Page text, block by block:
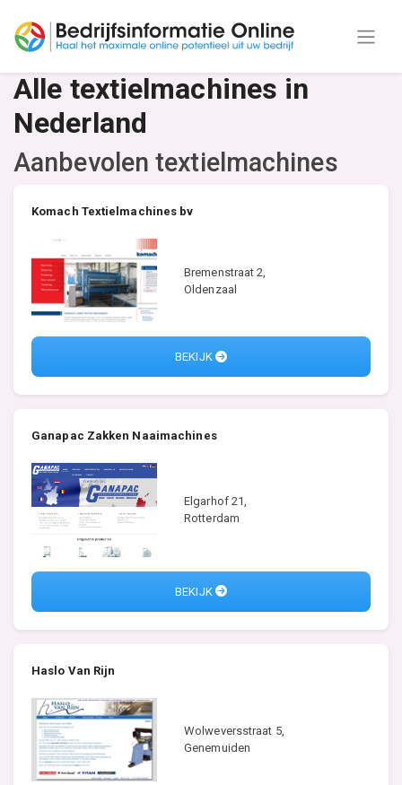
Alle textielmachines in
Nederland
Aanbevolen textielmachines
Komach Textielmachines bv
Bremenstraat 2,
Oldenzaal
BEKIJK
Ganapac Zakken Naaimachines
Elgarhof 21,
Rotterdam
BEKIJK
Haslo Van Rijn
Wolweversstraat 5,
Genemuiden